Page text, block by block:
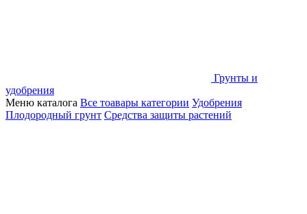
Грунты и
удобрения
Меню каталога Все тоавары категории Удобрения
Плодородный грунт Средства защиты растений